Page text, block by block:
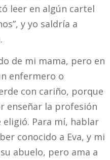
leer en algún cartel
y yo saldría a
de mi mama, pero en
enfermero o
con cariño, porque
enseñar la profesión
Para mí, hablar
conocido a Eva, y mi
abuelo, pero ama a